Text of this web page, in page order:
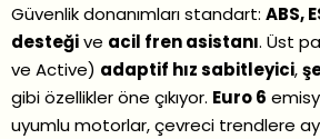
Güvenlik donanımları standart: ABS,
desteğive acil fren asistanı. Üst
ve Active) adaptif hız sabitleyici,
gibi özellikler öne çıkıyor. Euro 6
uyumlu motorlar, çevreci trendlere